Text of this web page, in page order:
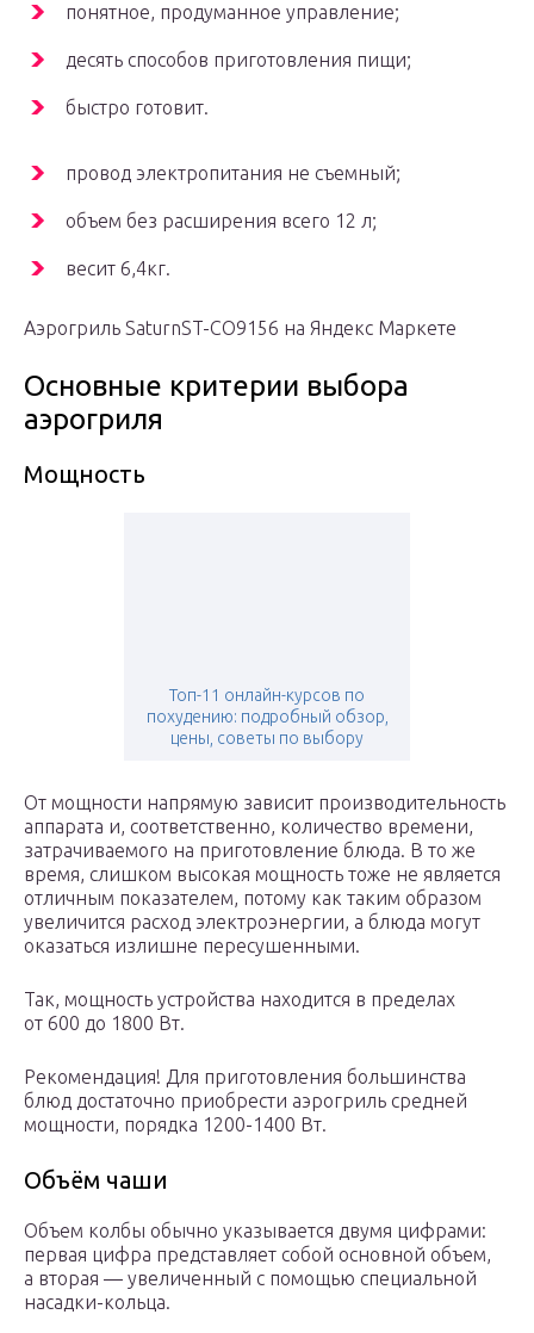
понятное, продуманное управление;
десять способов приготовления пищи;
быстро готовит.
провод электропитания не съемный;
объем без расширения всего 12 л;
весит 6,4кг.
Аэрогриль SaturnST-CO9156 на Яндекс Маркете
Основные критерии выбора
аэрогриля
Мощность
Топ-11 онлайн-курсов по
похудению: подробный обзор,
цены, советы по выбору
От мощности напрямую зависит производительность
аппарата и, соответственно, количество времени,
затрачиваемого на приготовление блюда. В то же
время, слишком высокая мощность тоже не является
отличным показателем, потому как таким образом
увеличится расход электроэнергии, а блюда могут
оказаться излишне пересушенными.
Так, мощность устройства находится в пределах
от 600 до 1800 Вт.
Рекомендация! Для приготовления большинства
блюд достаточно приобрести аэрогриль средней
мощности, порядка 1200-1400 Вт.
Объём чаши
Объем колбы обычно указывается двумя цифрами:
первая цифра представляет собой основной объем,
а вторая — увеличенный с помощью специальной
насадки-кольца.